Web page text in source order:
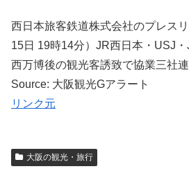
西日本旅客鉄道株式会社のプレス
15日 19時14分）JR西日本・USJ
西万博後の観光客誘致で協業三社
Source: 大阪観光Gアラート
リンク元
大阪の観光・旅行